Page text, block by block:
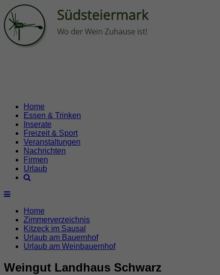
Home
Essen & Trinken
Inserate
Freizeit & Sport
Veranstaltungen
Nachrichten
Firmen
Urlaub
Home
Zimmerverzeichnis
Kitzeck im Sausal
Urlaub am Bauernhof
Urlaub am Weinbauernhof
Weingut Landhaus Schwarz